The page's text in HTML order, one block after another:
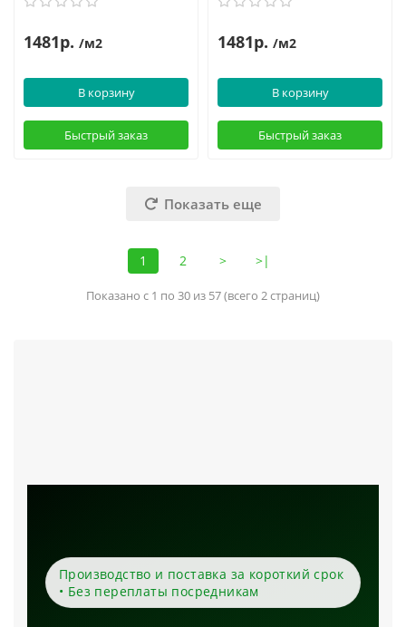
1481р. /м2
В корзину
Быстрый заказ
1481р. /м2
В корзину
Быстрый заказ
Показать еще
1 2 > >|
Показано с 1 по 30 из 57 (всего 2 страниц)
Производство и поставка за короткий срок
• Без переплаты посредникам